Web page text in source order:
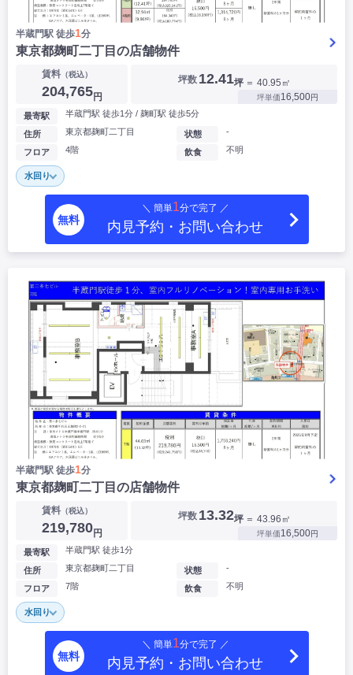
半蔵門駅 徒歩1分
東京都麹町二丁目の店舗物件
賃料（税込）
204,765円
坪数 12.41坪 ＝ 40.95㎡
坪単価16,500円
最寄駅 半蔵門駅 徒歩1分 / 麹町駅 徒歩5分
住所 東京都麹町二丁目
フロア 4階
状態 -
飲食 不明
水回り
無料
＼ 簡単1分で完了 ／
内見予約・お問い合わせ
半蔵門駅 徒歩1分
東京都麹町二丁目の店舗物件
賃料（税込）
219,780円
坪数 13.32坪 ＝ 43.96㎡
坪単価16,500円
最寄駅 半蔵門駅 徒歩1分
住所 東京都麹町二丁目
フロア 7階
状態 -
飲食 不明
水回り
無料
＼ 簡単1分で完了 ／
内見予約・お問い合わせ